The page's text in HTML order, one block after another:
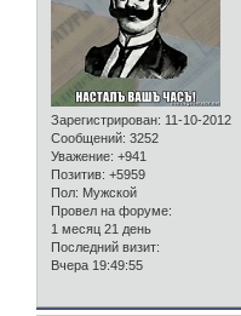
Зарегистрирован: 11-10-2012
Сообщений: 3252
Уважение: +941
Позитив: +5959
Пол: Мужской
Провел на форуме:
1 месяц 21 день
Последний визит:
Вчера 19:49:55